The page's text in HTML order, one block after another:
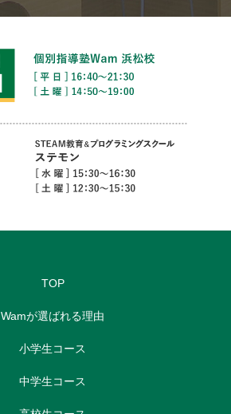
TOP
Wamが選ばれる理由
小学生コース
中学生コース